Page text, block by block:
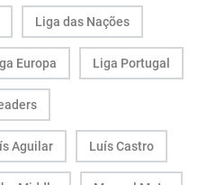
Liga das Nações
Europa Liga Portugal
Aguilar Luís Castro